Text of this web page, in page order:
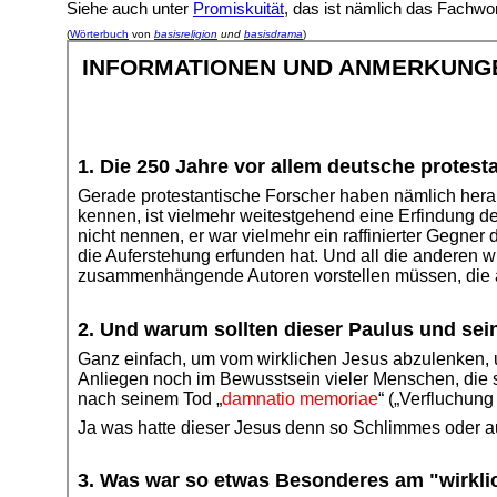
Siehe auch unter Promiskuität, das ist nämlich das
(Wörterbuch von basisreligion und basisdrama)